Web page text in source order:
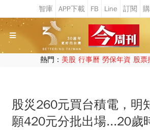
熱門： 美股 行事曆 勞保年資 股票
股災260元買台積電，明
願420元分批出場...20歲